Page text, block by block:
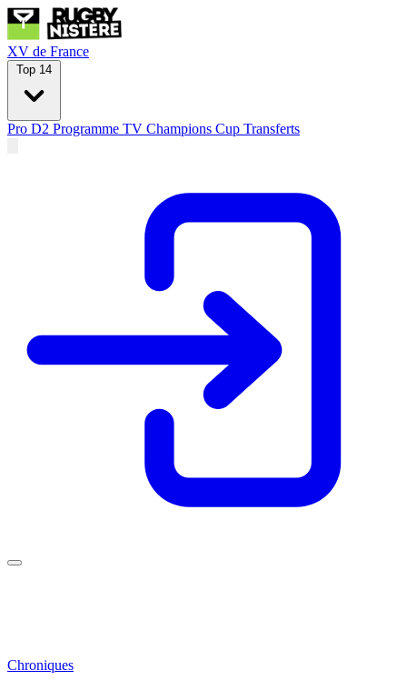
XV de France
Top 14
Pro D2 Programme TV Champions Cup Transferts
Chroniques